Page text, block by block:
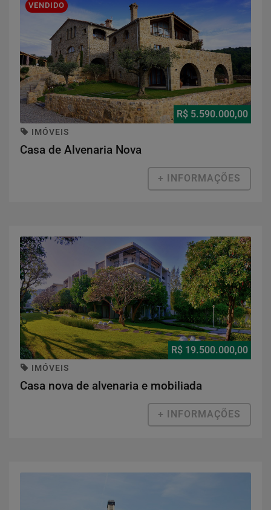
VENDIDO
R$ 5.590.000,00
IMÓVEIS
Casa de Alvenaria Nova
+ INFORMAÇÕES
R$ 19.500.000,00
IMÓVEIS
Casa nova de alvenaria e mobiliada
+ INFORMAÇÕES